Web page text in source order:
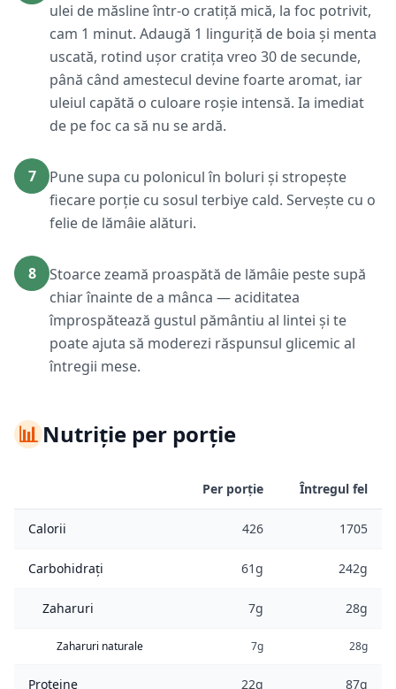
ulei de măsline într-o cratiță mică, la foc potrivit,
cam 1 minut. Adaugă 1 linguriță de boia și menta
uscată, rotind ușor cratița vreo 30 de secunde,
până când amestecul devine foarte aromat, iar
uleiul capătă o culoare roșie intensă. Ia imediat
de pe foc ca să nu se ardă.
7
Pune supa cu polonicul în boluri și stropește
fiecare porție cu sosul terbiye cald. Servește cu o
felie de lămâie alături.
8
Stoarce zeamă proaspătă de lămâie peste supă
chiar înainte de a mânca — aciditatea
împrospătează gustul pământiu al lintei și te
poate ajuta să moderezi răspunsul glicemic al
întregii mese.
📊Nutriție per porție
Per porție Întregul fel
Calorii 426 1705
Carbohidrați 61g 242g
Zaharuri 7g 28g
Zaharuri naturale 7g 28g
Proteine 22g 87g